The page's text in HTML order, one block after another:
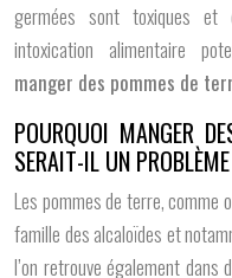
germées sont toxiques et
intoxication alimentaire
manger des pommes de
POURQUOI MANGER
SERAIT-IL UN
Les pommes de terre, comme
famille des alcaloïdes et
l’on retrouve également